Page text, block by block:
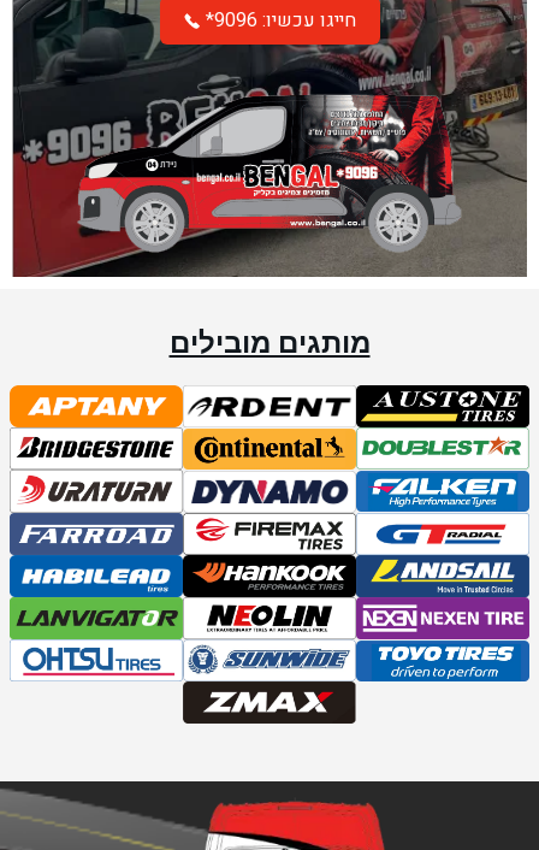
*חייגו עכשיו: 9096
מותגים מובילים